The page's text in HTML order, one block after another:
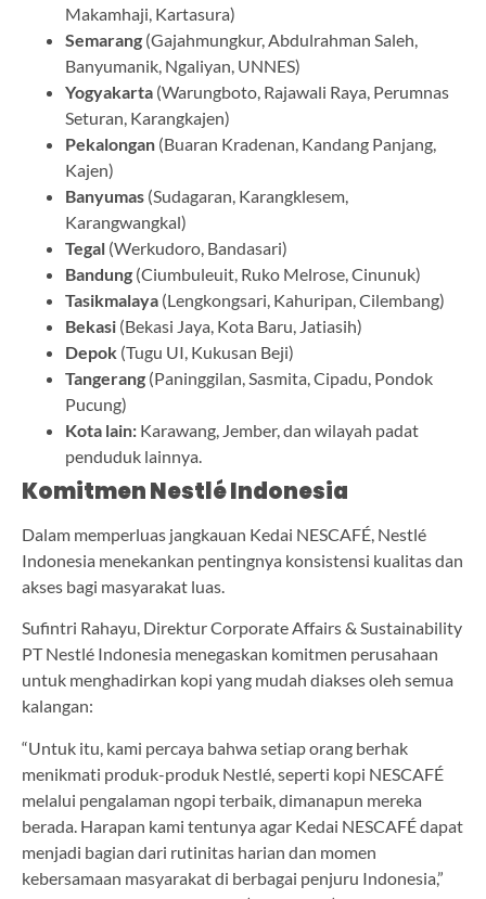
Makamhaji, Kartasura)
Semarang (Gajahmungkur, Abdulrahman Saleh,
Banyumanik, Ngaliyan, UNNES)
Yogyakarta (Warungboto, Rajawali Raya, Perumnas
Seturan, Karangkajen)
Pekalongan (Buaran Kradenan, Kandang Panjang,
Kajen)
Banyumas (Sudagaran, Karangklesem,
Karangwangkal)
Tegal (Werkudoro, Bandasari)
Bandung (Ciumbuleuit, Ruko Melrose, Cinunuk)
Tasikmalaya (Lengkongsari, Kahuripan, Cilembang)
Bekasi (Bekasi Jaya, Kota Baru, Jatiasih)
Depok (Tugu UI, Kukusan Beji)
Tangerang (Paninggilan, Sasmita, Cipadu, Pondok
Pucung)
Kota lain: Karawang, Jember, dan wilayah padat
penduduk lainnya.
Komitmen Nestlé Indonesia
Dalam memperluas jangkauan Kedai NESCAFÉ, Nestlé
Indonesia menekankan pentingnya konsistensi kualitas dan
akses bagi masyarakat luas.
Sufintri Rahayu, Direktur Corporate Affairs & Sustainability
PT Nestlé Indonesia menegaskan komitmen perusahaan
untuk menghadirkan kopi yang mudah diakses oleh semua
kalangan:
“Untuk itu, kami percaya bahwa setiap orang berhak
menikmati produk-produk Nestlé, seperti kopi NESCAFÉ
melalui pengalaman ngopi terbaik, dimanapun mereka
berada. Harapan kami tentunya agar Kedai NESCAFÉ dapat
menjadi bagian dari rutinitas harian dan momen
kebersamaan masyarakat di berbagai penjuru Indonesia,”